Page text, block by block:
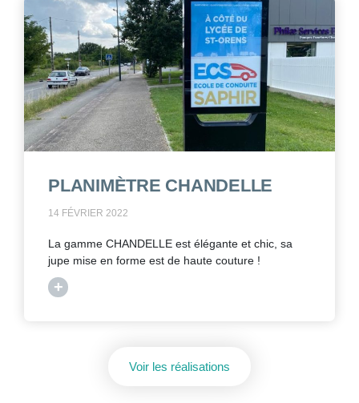
PLANIMÈTRE CHANDELLE
14 FÉVRIER 2022
La gamme CHANDELLE est élégante et chic, sa
jupe mise en forme est de haute couture !
+
Voir les réalisations